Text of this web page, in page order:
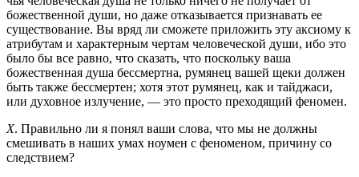
божественной души, но даже отказывается признавать ее
существование. Вы вряд ли сможете приложить эту аксиому к
атрибутам и характерным чертам человеческой души, ибо это
было бы все равно, что сказать, что поскольку ваша
божественная душа бессмертна, румянец вашей щеки должен
быть также бессмертен; хотя этот румянец, как и тайджаси,
или духовное излучение, — это просто преходящий феномен.
Х. Правильно ли я понял ваши слова, что мы не должны
смешивать в наших умах ноумен с феноменом, причину со
следствием?